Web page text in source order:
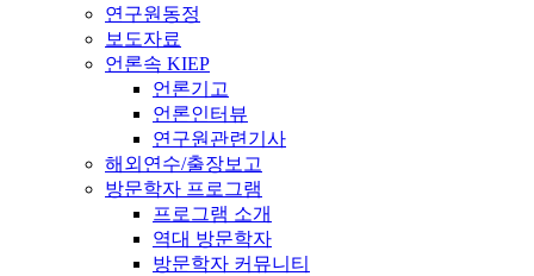
연구원동정
보도자료
언론속 KIEP
언론기고
언론인터뷰
연구원관련기사
해외연수/출장보고
방문학자 프로그램
프로그램 소개
역대 방문학자
방문학자 커뮤니티